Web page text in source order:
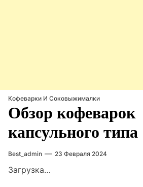
Кофеварки И Соковыжималки
Обзор кофеварок
капсульного типа
Best_admin 23 Февраля 2024
Загрузка…